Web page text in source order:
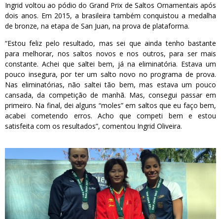
Ingrid voltou ao pódio do Grand Prix de Saltos Ornamentais após
dois anos. Em 2015, a brasileira também conquistou a medalha
de bronze, na etapa de San Juan, na prova de plataforma.
“Estou feliz pelo resultado, mas sei que ainda tenho bastante
para melhorar, nos saltos novos e nos outros, para ser mais
constante. Achei que saltei bem, já na eliminatória. Estava um
pouco insegura, por ter um salto novo no programa de prova.
Nas eliminatórias, não saltei tão bem, mas estava um pouco
cansada, da competição de manhã. Mas, consegui passar em
primeiro. Na final, dei alguns “moles” em saltos que eu faço bem,
acabei cometendo erros. Acho que competi bem e estou
satisfeita com os resultados”, comentou Ingrid Oliveira.